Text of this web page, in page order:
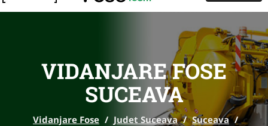
VIDANJARE FOSE
SUCEAVA
Vidanjare Fose / Judet Suceava / Suceava /